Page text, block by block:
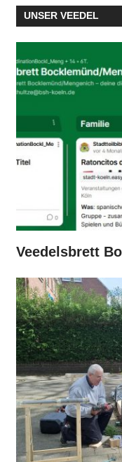
UNSER VEEDEL
Veedelsbrett